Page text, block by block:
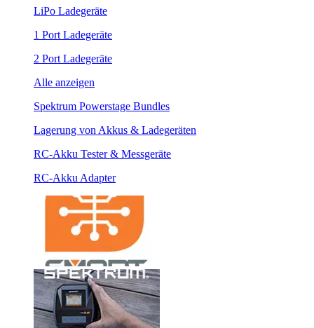
LiPo Ladegeräte
1 Port Ladegeräte
2 Port Ladegeräte
Alle anzeigen
Spektrum Powerstage Bundles
Lagerung von Akkus & Ladegeräten
RC-Akku Tester & Messgeräte
RC-Akku Adapter